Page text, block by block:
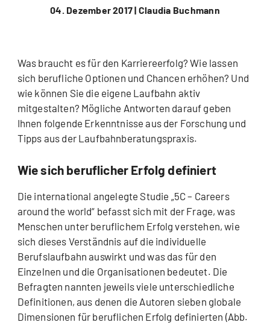
04. Dezember 2017 | Claudia Buchmann
Was braucht es für den Karriereerfolg? Wie lassen
sich berufliche Optionen und Chancen erhöhen? Und
wie können Sie die eigene Laufbahn aktiv
mitgestalten? Mögliche Antworten darauf geben
Ihnen folgende Erkenntnisse aus der Forschung und
Tipps aus der Laufbahnberatungspraxis.
Wie sich beruflicher Erfolg definiert
Die international angelegte Studie „5C – Careers
around the world“ befasst sich mit der Frage, was
Menschen unter beruflichem Erfolg verstehen, wie
sich dieses Verständnis auf die individuelle
Berufslaufbahn auswirkt und was das für den
Einzelnen und die Organisationen bedeutet. Die
Befragten nannten jeweils viele unterschiedliche
Definitionen, aus denen die Autoren sieben globale
Dimensionen für beruflichen Erfolg definierten (Abb.